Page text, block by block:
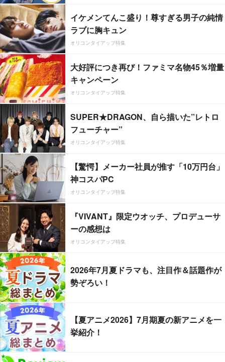
イケメンてんこ盛り！尊すぎる男子の純情
ラブに胸キュン
オリコンタイアップ特集
大好評につき再び！ファミマ名物45％増量
キャンペーン
オリコンタイアップ特集
SUPER★DRAGON、自ら描いた”レトロ
フューチャー”
オリコンタイアップ特集
【驚愕】メーカー社員が推す「10万円台」
神コスパPC
オリコンタイアップ特集
『VIVANT』限定ウオッチ、プロデューサ
ーの感想は
オリコンタイアップ特集
2026年7月夏ドラマも、注目作＆話題作が
勢ぞろい！
【夏アニメ2026】7月期夏の新アニメを一
挙紹介！